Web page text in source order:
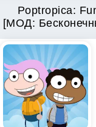
Poptropica:
[МОД: